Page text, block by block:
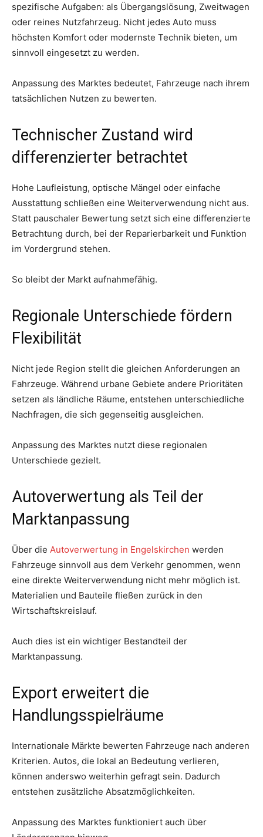
spezifische Aufgaben: als Übergangslösung, Zweitwagen
oder reines Nutzfahrzeug. Nicht jedes Auto muss
höchsten Komfort oder modernste Technik bieten, um
sinnvoll eingesetzt zu werden.
Anpassung des Marktes bedeutet, Fahrzeuge nach ihrem
tatsächlichen Nutzen zu bewerten.
Technischer Zustand wird
differenzierter betrachtet
Hohe Laufleistung, optische Mängel oder einfache
Ausstattung schließen eine Weiterverwendung nicht aus.
Statt pauschaler Bewertung setzt sich eine differenzierte
Betrachtung durch, bei der Reparierbarkeit und Funktion
im Vordergrund stehen.
So bleibt der Markt aufnahmefähig.
Regionale Unterschiede fördern
Flexibilität
Nicht jede Region stellt die gleichen Anforderungen an
Fahrzeuge. Während urbane Gebiete andere Prioritäten
setzen als ländliche Räume, entstehen unterschiedliche
Nachfragen, die sich gegenseitig ausgleichen.
Anpassung des Marktes nutzt diese regionalen
Unterschiede gezielt.
Autoverwertung als Teil der
Marktanpassung
Über die Autoverwertung in Engelskirchen werden
Fahrzeuge sinnvoll aus dem Verkehr genommen, wenn
eine direkte Weiterverwendung nicht mehr möglich ist.
Materialien und Bauteile fließen zurück in den
Wirtschaftskreislauf.
Auch dies ist ein wichtiger Bestandteil der
Marktanpassung.
Export erweitert die
Handlungsspielräume
Internationale Märkte bewerten Fahrzeuge nach anderen
Kriterien. Autos, die lokal an Bedeutung verlieren,
können anderswo weiterhin gefragt sein. Dadurch
entstehen zusätzliche Absatzmöglichkeiten.
Anpassung des Marktes funktioniert auch über